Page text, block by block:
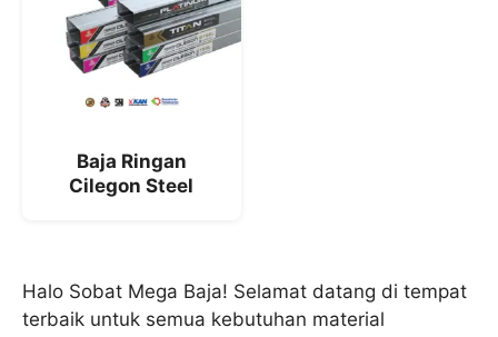
Baja Ringan
Cilegon Steel
Halo Sobat Mega Baja! Selamat datang di tempat
terbaik untuk semua kebutuhan material